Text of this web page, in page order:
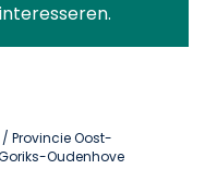
/ Provincie Oost-
Oudenhove